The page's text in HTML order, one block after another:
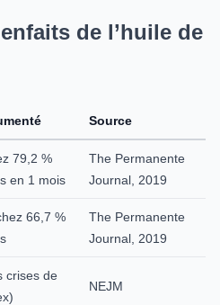
de l’huile de
Source
79,2 %
en 1 mois
The Permanente
Journal, 2019
66,7 %
The Permanente
Journal, 2019
crises de
NEJM